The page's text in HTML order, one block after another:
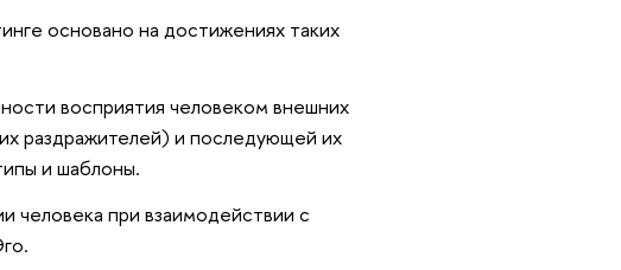
основано на достижениях таких
восприятия человеком внешних
раздражителей) и последующей их
и шаблоны.
человека при взаимодействии с